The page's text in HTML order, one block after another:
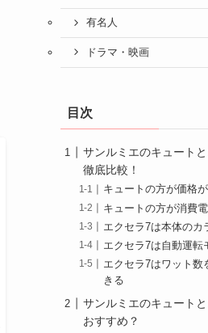
有名人
ドラマ・映画
目次
サンルミエのキュート
徹底比較！
キュートの方が価格
キュートの方が消費
エクセラ7は本体のカ
エクセラ7は自動運転
エクセラ7はワット数
きる
サンルミエのキュート
おすすめ？